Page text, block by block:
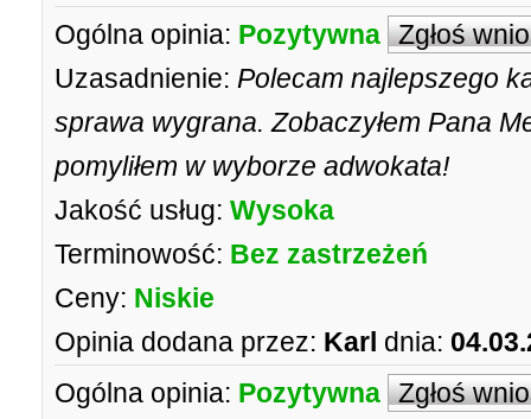
Ogólna opinia: Pozytywna Zgłoś
Uzasadnienie: Polecam najlepszego
sprawa wygrana. Zobaczyłem Pana
pomyliłem w wyborze adwokata!
Jakość usług: Wysoka
Terminowość: Bez zastrzeżeń
Ceny: Niskie
Opinia dodana przez: Karl dnia:
Ogólna opinia: Pozytywna Zgłoś